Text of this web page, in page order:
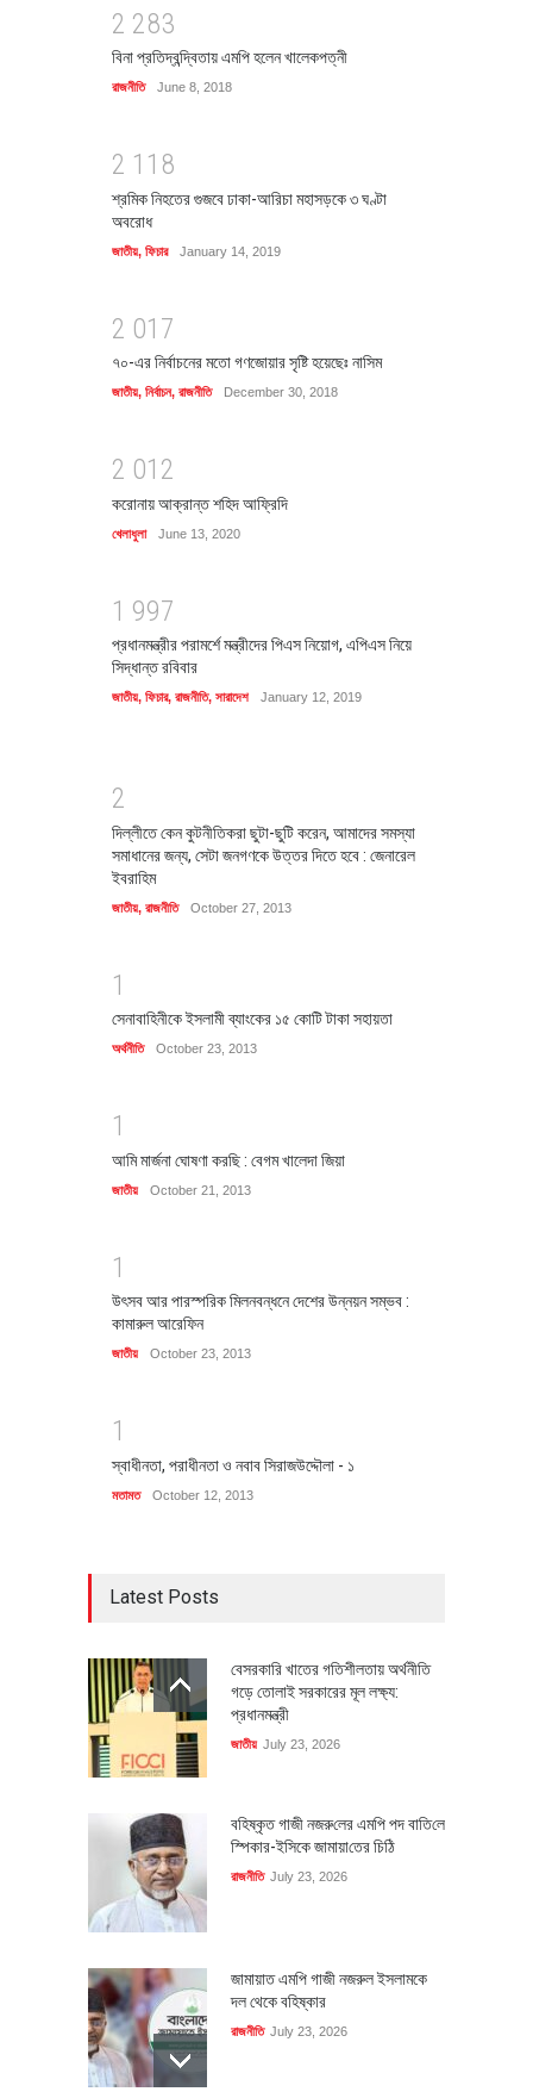
2 283
বিনা প্রতিদ্বন্দ্বিতায় এমপি হলেন খালেকপত্নী
রাজনীতি June 8, 2018
2 1 1 8
শ্রমিক নিহতের গুজবে ঢাকা-আরিচা মহাসড়কে ৩ ঘণ্টা
অবরোধ
জাতীয়, ফিচার January 14, 2019
2 01 7
৭০-এর নির্বাচনের মতো গণজোয়ার সৃষ্টি হয়েছেঃ নাসিম
জাতীয়, নির্বাচন, রাজনীতি December 30, 2018
2 01 2
করোনায় আক্রান্ত শহিদ আফ্রিদি
খেলাধুলা June 13, 2020
1 997
প্রধানমন্ত্রীর পরামর্শে মন্ত্রীদের পিএস নিয়োগ, এপিএস নিয়ে
সিদ্ধান্ত রবিবার
জাতীয়, ফিচার, রাজনীতি, সারাদেশ January 12, 2019
2
দিল্লীতে কেন কুটনীতিকরা ছুটা-ছুটি করেন, আমাদের সমস্যা
সমাধানের জন্য, সেটা জনগণকে উত্তর দিতে হবে : জেনারেল
ইবরাহিম
জাতীয়, রাজনীতি October 27, 2013
1
সেনাবাহিনীকে ইসলামী ব্যাংকের ১৫ কোটি টাকা সহায়তা
অর্থনীতি October 23, 2013
1
আমি মার্জনা ঘোষণা করছি : বেগম খালেদা জিয়া
জাতীয় October 21, 2013
1
উৎসব আর পারস্পরিক মিলনবন্ধনে দেশের উন্নয়ন সম্ভব :
কামারুল আরেফিন
জাতীয় October 23, 2013
1
স্বাধীনতা, পরাধীনতা ও নবাব সিরাজউদ্দৌলা - ১
মতামত October 12, 2013
Latest Posts
বেসরকারি খাতের গতিশীলতায় অর্থনীতি
গড়ে তোলাই সরকারের মূল লক্ষ্য:
প্রধানমন্ত্রী
জাতীয় July 23, 2026
বহিষ্কৃত গাজী নজরু‌লের এম‌পি পদ বা‌তি‌লে
স্পিকার-ইসিকে জামায়া‌তের চি‌ঠি
রাজনীতি July 23, 2026
জামায়াত এমপি গাজী নজরুল ইসলামকে
দল থেকে বহিষ্কার
রাজনীতি July 23, 2026